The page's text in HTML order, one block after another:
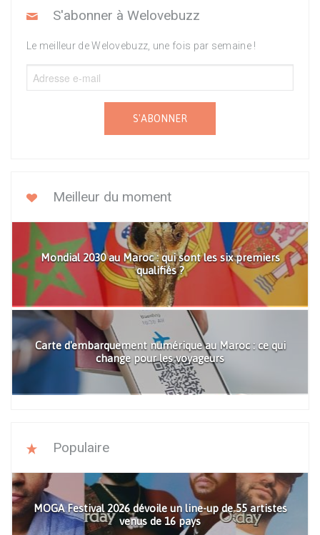
S'abonner à Welovebuzz
Le meilleur de Welovebuzz, une fois par semaine !
S'ABONNER
Meilleur du moment
Mondial 2030 au Maroc : qui sont les six premiers
qualifiés ?
Carte d'embarquement numérique au Maroc : ce qui
change pour les voyageurs
Populaire
MOGA Festival 2026 dévoile un line-up de 55 artistes
venus de 16 pays